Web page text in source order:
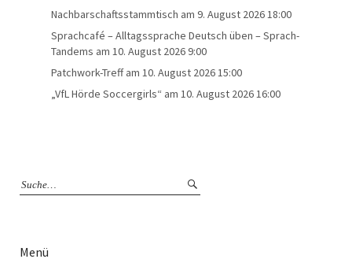
Nachbarschaftsstammtisch am 9. August 2026 18:00
Sprachcafé – Alltagssprache Deutsch üben – Sprach-
Tandems am 10. August 2026 9:00
Patchwork-Treffam 10. August 2026 15:00
„VfL Hörde Soccergirls“ am 10. August 2026 16:00
Menü